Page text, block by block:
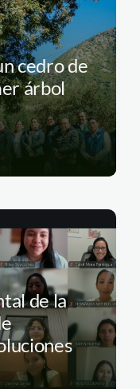
cedro de
árbol
de la